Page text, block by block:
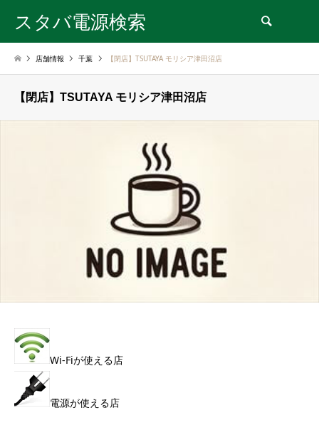
スタバ電源検索
店舗情報 千葉 【閉店】TSUTAYA モリシア津田沼店
【閉店】TSUTAYA モリシア津田沼店
Wi-Fiが使える店
電源が使える店